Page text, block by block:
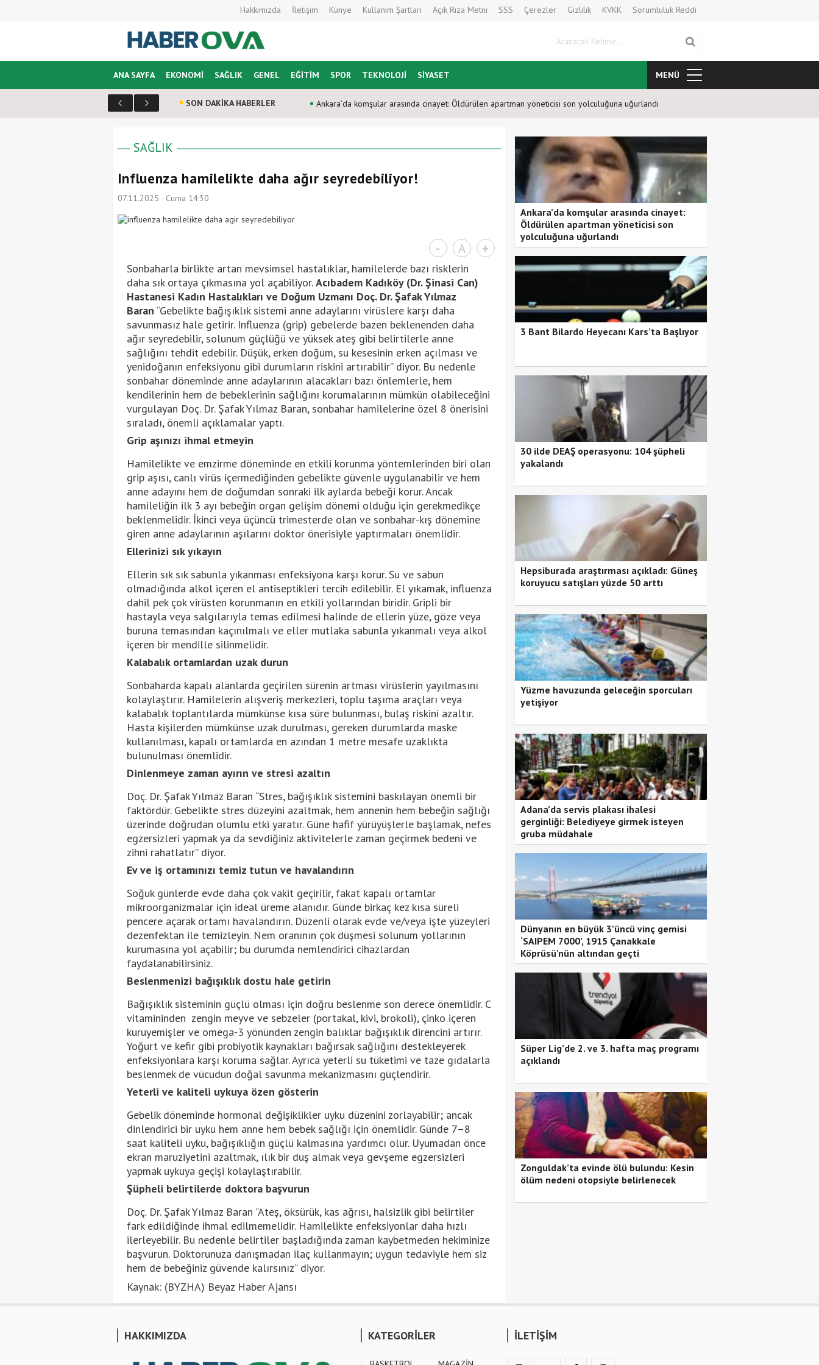
Hakkımızda İletişim Künye Kullanım Şartları Açık Rıza Metni SSS Çerezler Gizlilik KVKK Sorumluluk Reddi
ANA SAYFA EKONOMİ SAĞLIK GENEL EĞİTİM SPOR TEKNOLOJİ SİYASET MENÜ
SON DAKİKA HABERLER Ankara’da komşular arasında cinayet: Öldürülen apartman yöneticisi son yolculuğuna uğurlandı
SAĞLIK
Influenza hamilelikte daha ağır seyredebiliyor!
07.11.2025 - Cuma 14:30
- A +
Sonbaharla birlikte artan mevsimsel hastalıklar, hamilelerde bazı risklerin
daha sık ortaya çıkmasına yol açabiliyor.Acıbadem Kadıköy (Dr. Şinasi Can)
Hastanesi Kadın Hastalıkları ve Doğum Uzmanı Doç. Dr. Şafak Yılmaz
Baran “Gebelikte bağışıklık sistemi anne adaylarını virüslere karşı daha
savunmasız hale getirir. Influenza (grip) gebelerde bazen beklenenden daha
ağır seyredebilir, solunum güçlüğü ve yüksek ateş gibi belirtilerle anne
sağlığını tehdit edebilir. Düşük, erken doğum, su kesesinin erken açılması ve
yenidoğanın enfeksiyonu gibi durumların riskini artırabilir” diyor. Bu nedenle
sonbahar döneminde anne adaylarının alacakları bazı önlemlerle, hem
kendilerinin hem de bebeklerinin sağlığını korumalarının mümkün olabileceğini
vurgulayan Doç. Dr. Şafak Yılmaz Baran, sonbahar hamilelerine özel 8 önerisini
sıraladı, önemli açıklamalar yaptı.
Grip aşınızı ihmal etmeyin
Hamilelikte ve emzirme döneminde en etkili korunma yöntemlerinden biri olan
grip aşısı, canlı virüs içermediğinden gebelikte güvenle uygulanabilir ve hem
anne adayını hem de doğumdan sonraki ilk aylarda bebeği korur. Ancak
hamileliğin ilk 3 ayı bebeğin organ gelişim dönemi olduğu için gerekmedikçe
beklenmelidir. İkinci veya üçüncü trimesterde olan ve sonbahar-kış dönemine
giren anne adaylarının aşılarını doktor önerisiyle yaptırmaları önemlidir.
Ellerinizi sık yıkayın
Ellerin sık sık sabunla yıkanması enfeksiyona karşı korur. Su ve sabun
olmadığında alkol içeren el antiseptikleri tercih edilebilir. El yıkamak, influenza
dahil pek çok virüsten korunmanın en etkili yollarından biridir. Gripli bir
hastayla veya salgılarıyla temas edilmesi halinde de ellerin yüze, göze veya
buruna temasından kaçınılmalı ve eller mutlaka sabunla yıkanmalı veya alkol
içeren bir mendille silinmelidir.
Kalabalık ortamlardan uzak durun
Sonbaharda kapalı alanlarda geçirilen sürenin artması virüslerin yayılmasını
kolaylaştırır. Hamilelerin alışveriş merkezleri, toplu taşıma araçları veya
kalabalık toplantılarda mümkünse kısa süre bulunması, bulaş riskini azaltır.
Hasta kişilerden mümkünse uzak durulması, gereken durumlarda maske
kullanılması, kapalı ortamlarda en azından 1 metre mesafe uzaklıkta
bulunulması önemlidir.
Dinlenmeye zaman ayırın ve stresi azaltın
Doç. Dr. Şafak Yılmaz Baran “Stres, bağışıklık sistemini baskılayan önemli bir
faktördür. Gebelikte stres düzeyini azaltmak, hem annenin hem bebeğin sağlığı
üzerinde doğrudan olumlu etki yaratır. Güne hafif yürüyüşlerle başlamak, nefes
egzersizleri yapmak ya da sevdiğiniz aktivitelerle zaman geçirmek bedeni ve
zihni rahatlatır” diyor.
Ev ve iş ortamınızı temiz tutun ve havalandırın
Soğuk günlerde evde daha çok vakit geçirilir, fakat kapalı ortamlar
mikroorganizmalar için ideal üreme alanıdır. Günde birkaç kez kısa süreli
pencere açarak ortamı havalandırın. Düzenli olarak evde ve/veya işte yüzeyleri
dezenfektan ile temizleyin. Nem oranının çok düşmesi solunum yollarının
kurumasına yol açabilir; bu durumda nemlendirici cihazlardan
faydalanabilirsiniz.
Beslenmenizi bağışıklık dostu hale getirin
Bağışıklık sisteminin güçlü olması için doğru beslenme son derece önemlidir. C
vitamininden zengin meyve ve sebzeler (portakal, kivi, brokoli), çinko içeren
kuruyemişler ve omega-3 yönünden zengin balıklar bağışıklık direncini artırır.
Yoğurt ve kefir gibi probiyotik kaynakları bağırsak sağlığını destekleyerek
enfeksiyonlara karşı koruma sağlar. Ayrıca yeterli su tüketimi ve taze gıdalarla
beslenmek de vücudun doğal savunma mekanizmasını güçlendirir.
Yeterli ve kaliteli uykuya özen gösterin
Gebelik döneminde hormonal değişiklikler uyku düzenini zorlayabilir; ancak
dinlendirici bir uyku hem anne hem bebek sağlığı için önemlidir. Günde 7–8
saat kaliteli uyku, bağışıklığın güçlü kalmasına yardımcı olur. Uyumadan önce
ekran maruziyetini azaltmak, ılık bir duş almak veya gevşeme egzersizleri
yapmak uykuya geçişi kolaylaştırabilir.
Şüpheli belirtilerde doktora başvurun
Doç. Dr. Şafak Yılmaz Baran “Ateş, öksürük, kas ağrısı, halsizlik gibi belirtiler
fark edildiğinde ihmal edilmemelidir. Hamilelikte enfeksiyonlar daha hızlı
ilerleyebilir. Bu nedenle belirtiler başladığında zaman kaybetmeden hekiminize
başvurun. Doktorunuza danışmadan ilaç kullanmayın; uygun tedaviyle hem siz
hem de bebeğiniz güvende kalırsınız” diyor.
Kaynak: (BYZHA) Beyaz Haber Ajansı
Ankara’da komşular arasında cinayet:
Öldürülen apartman yöneticisi son
yolculuğuna uğurlandı
3 Bant Bilardo Heyecanı Kars’ta Başlıyor
30 ilde DEAŞ operasyonu: 104 şüpheli
yakalandı
Hepsiburada araştırması açıkladı: Güneş
koruyucu satışları yüzde 50 arttı
Yüzme havuzunda geleceğin sporcuları
yetişiyor
Adana’da servis plakası ihalesi
gerginliği: Belediyeye girmek isteyen
gruba müdahale
Dünyanın en büyük 3’üncü vinç gemisi
‘SAIPEM 7000’, 1915 Çanakkale
Köprüsü’nün altından geçti
Süper Lig’de 2. ve 3. hafta maç programı
açıklandı
Zonguldak’ta evinde ölü bulundu: Kesin
ölüm nedeni otopsiyle belirlenecek
HAKKIMIZDA KATEGORİLER İLETİŞİM